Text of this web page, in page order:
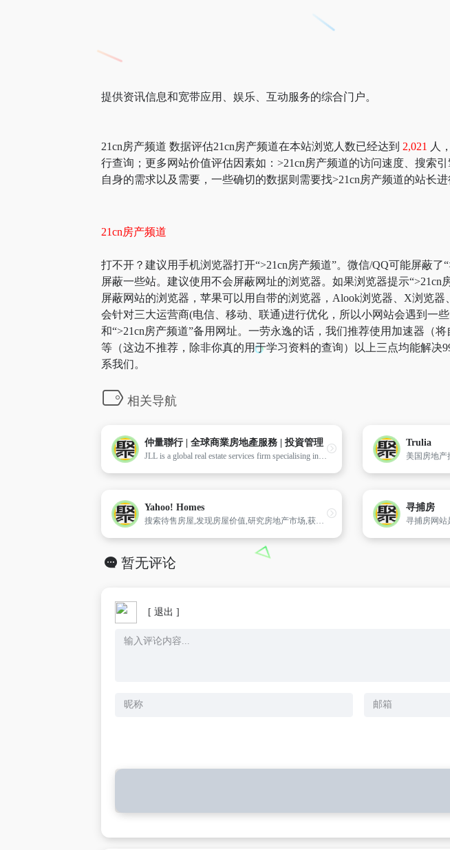
提供资讯信息和宽带应用、娱乐、互动服务的综合门户。
21cn房产频道 数据评估21cn房产频道在本站浏览人数已经达到 2,021 人
行查询；更多网站价值评估因素如：>21cn房产频道的访问速度、搜索
自身的需求以及需要，一些确切的数据则需要找>21cn房产频道的站长
21cn房产频道
打不开？建议用手机浏览器打开“>21cn房产频道”。微信/QQ可能屏蔽
屏蔽一些站。建议使用不会屏蔽网址的浏览器。如果浏览器提示
屏蔽网站的浏览器，苹果可以用自带的浏览器，Alook浏览器、X浏览
会针对三大运营商(电信、移动、联通)进行优化，所以小网站会遇到一
和“>21cn房产频道”备用网址。一劳永逸的话，我们推荐使用加速器（
等（这边不推荐，除非你真的用于学习资料的查询）以上三点均能解
系我们。
相关导航
仲量聯行 | 全球商業房地產服務 | 投資管理
JLL is a global real estate services firm specialising in commercial property and investment management, providing services for real estate owners, occupiers and investors worldwide
Trulia
Yahoo! Homes
搜索待售房屋,发现房屋价值,研究房地产市场,获得住房贷款,设计和装潢,DIY,改造,维修,工程承包。
寻捕房
暂无评论
[ 退出 ]